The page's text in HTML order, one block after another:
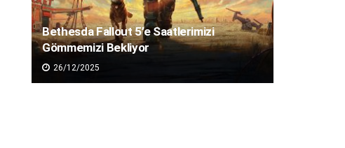
Bethesda Fallout 5’e Saatlerimizi
Gömmemizi Bekliyor
26/12/2025